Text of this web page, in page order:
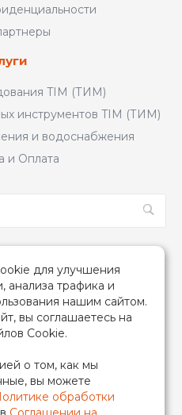
TIM (ТИМ)
инструментов TIM (ТИМ)
и водоснабжения
и Оплата
сантехника, Все права
Николаевна
для улучшения
анализа трафика и
нашим сайтом.
вы соглашаетесь на
Cookie.
о том, как мы
вы можете
обработки